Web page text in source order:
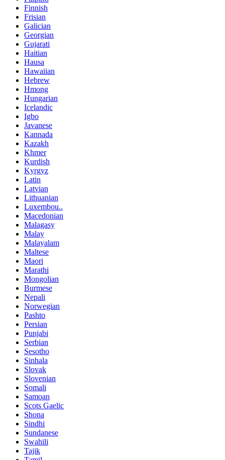
Finnish
Frisian
Galician
Georgian
Gujarati
Haitian
Hausa
Hawaiian
Hebrew
Hmong
Hungarian
Icelandic
Igbo
Javanese
Kannada
Kazakh
Khmer
Kurdish
Kyrgyz
Latin
Latvian
Lithuanian
Luxembou..
Macedonian
Malagasy
Malay
Malayalam
Maltese
Maori
Marathi
Mongolian
Burmese
Nepali
Norwegian
Pashto
Persian
Punjabi
Serbian
Sesotho
Sinhala
Slovak
Slovenian
Somali
Samoan
Scots Gaelic
Shona
Sindhi
Sundanese
Swahili
Tajik